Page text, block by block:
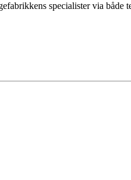
specialister via